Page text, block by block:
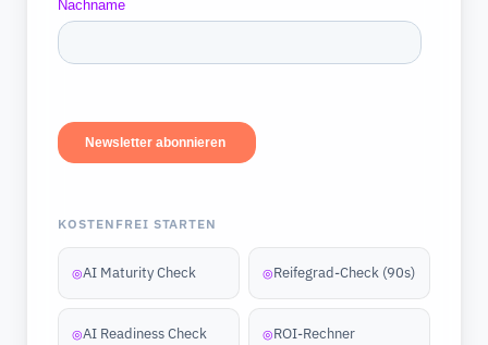
KOSTENFREI STARTEN
◎AI Maturity Check ◎Reifegrad-Check (90s)
◎AI Readiness Check ◎ROI-Rechner